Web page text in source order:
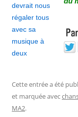
Cette entrée a été
et marquée avec
MA2.